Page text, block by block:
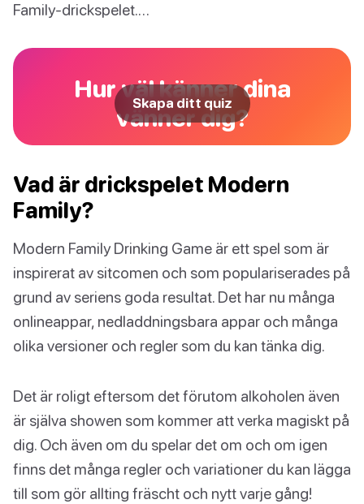
Family-drickspelet.…
Hur väl känner dina
vänner dig?
Skapa ditt quiz
Vad är drickspelet Modern
Family?
Modern Family Drinking Game är ett spel som är
inspirerat av sitcomen och som populariserades på
grund av seriens goda resultat. Det har nu många
onlineappar, nedladdningsbara appar och många
olika versioner och regler som du kan tänka dig.
Det är roligt eftersom det förutom alkoholen även
är själva showen som kommer att verka magiskt på
dig. Och även om du spelar det om och om igen
finns det många regler och variationer du kan lägga
till som gör allting fräscht och nytt varje gång!